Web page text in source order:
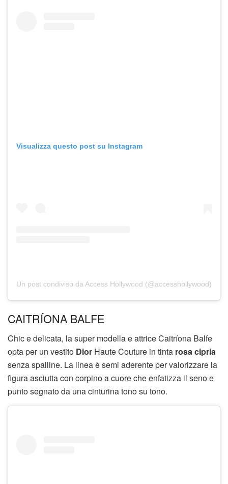
Visualizza questo post su Instagram
Un post condiviso da Access Hollywood (@accesshollywood)
CAITRÍONA BALFE
Chic e delicata, la super modella e attrice Caitríona Balfe
opta per un vestito Dior Haute Couture in tinta rosa cipria
senza spalline. La linea è semi aderente per valorizzare la
figura asciutta con corpino a cuore che enfatizza il seno e
punto segnato da una cinturina tono su tono.